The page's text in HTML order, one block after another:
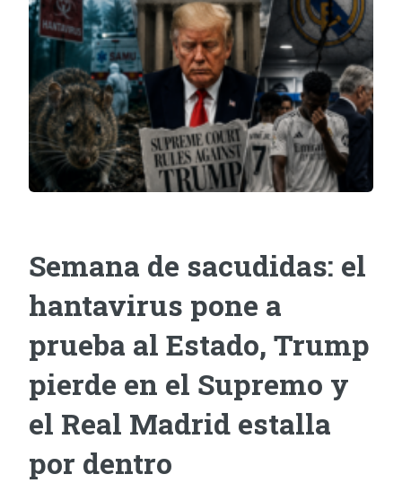
Semana de sacudidas: el
hantavirus pone a
prueba al Estado, Trump
pierde en el Supremo y
el Real Madrid estalla
por dentro